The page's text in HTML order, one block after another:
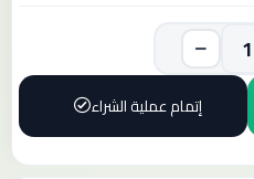
إتمام عملية الشراء